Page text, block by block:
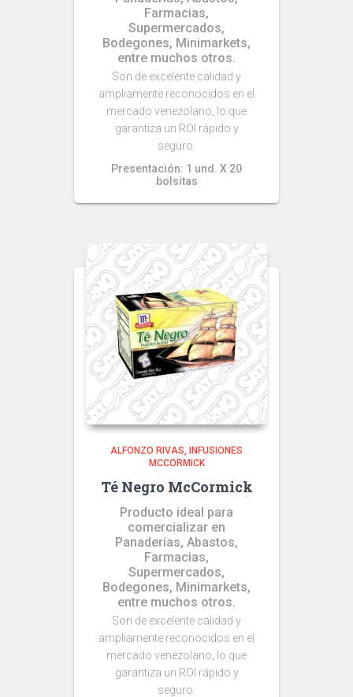
Farmacias,
Supermercados,
Bodegones, Minimarkets,
entre muchos otros.
Son de excelente calidad y
ampliamente reconocidos en el
mercado venezolano, lo que
garantiza un ROI rápido y
seguro.
Presentación: 1 und. X 20
bolsitas
ALFONZO RIVAS
INFUSIONES
MCCORMICK
Té Negro McCormick
Producto ideal para
comercializar en
Panaderías, Abastos,
Farmacias,
Supermercados,
Bodegones, Minimarkets,
entre muchos otros.
Son de excelente calidad y
ampliamente reconocidos en el
mercado venezolano, lo que
garantiza un ROI rápido y
seguro.